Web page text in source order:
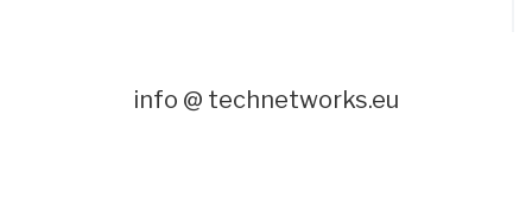
info @ technetworks.eu